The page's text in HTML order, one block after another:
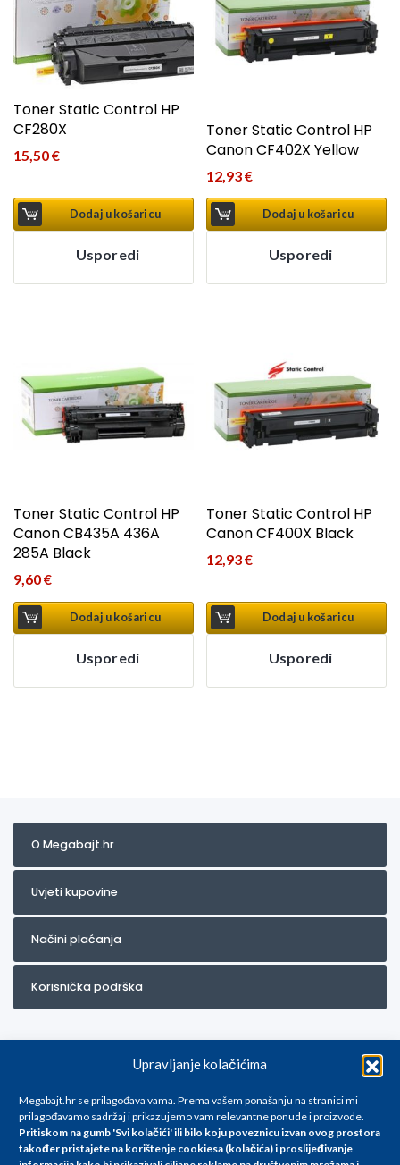
Upravljanje kolačićima
Megabajt.hr se prilagođava vama. Prema vašem ponašanju na stranici mi
prilagođavamo sadržaj i prikazujemo vam relevantne ponude i proizvode.
Pritiskom na gumb 'Svi kolačići' ili bilo koju poveznicu izvan ovog prostora
također pristajete na korištenje cookiesa (kolačića) i proslijeđivanje
Toner Static Control HP
CF280X
15,50€
Dodaj u košaricu
Usporedi
Toner Static Control HP
Canon CF402X Yellow
12,93€
Dodaj u košaricu
Usporedi
Toner Static Control HP
Canon CB435A 436A
285A Black
9,60€
Dodaj u košaricu
Usporedi
Toner Static Control HP
Canon CF400X Black
12,93€
Dodaj u košaricu
Usporedi
O Megabajt.hr
Uvjeti kupovine
Načini plaćanja
Korisnička podrška
Za artikle kojih trenutno nema u ponudi obratite nam se na
info@megabajt.hr. Sve cijene su informativnog karaktera i podložne su